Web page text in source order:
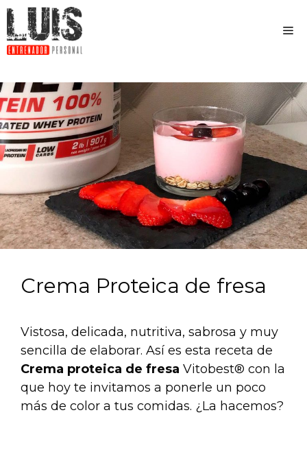
Crema Proteica de fresa
Vistosa, delicada, nutritiva, sabrosa y muy
sencilla de elaborar. Así es esta receta de
Crema proteica de fresa Vitobest® con la
que hoy te invitamos a ponerle un poco
más de color a tus comidas. ¿La hacemos?